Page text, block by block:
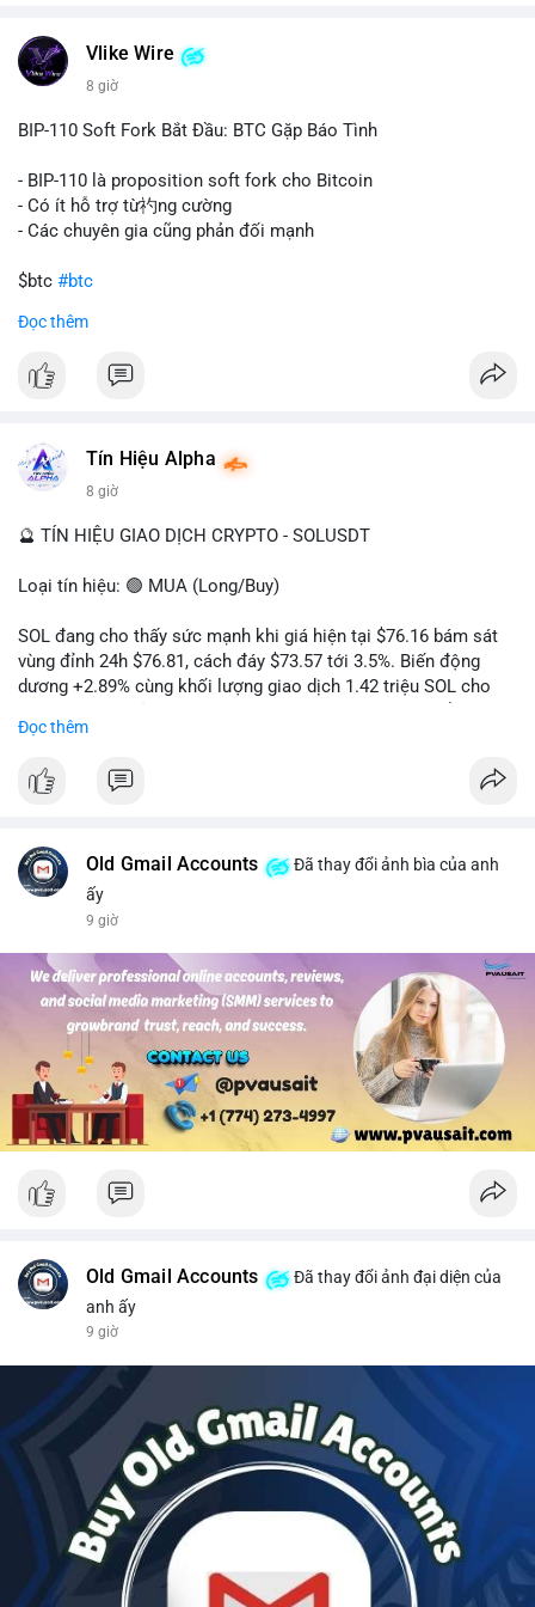
này có thể phản ánh ba kịch bản chính: thứ nhất, cá voi đang
chuẩn bị thanh khoản bằng cách chuyển lên sàn giao dịch, tạo
để nắm giữ dài hạn, thể hiện niềm tin vào xu hướng tăng; thứ
tán rủi ro. Với mức giá 65K, khối lượng này không quá lớn để
gây sốc thanh khoản tức thời, nhưng vẫn đủ sức tạo biến động
tâm lý ngắn hạn nếu hướng đến sàn tập trung.
Lời khuyên cho nhà đầu tư nhỏ lẻ:
hướng đi của dòng tiền. Tránh hành động theo cảm xúc, ưu
rõ ràng về đích đến của số BTC này.
#dongtienlon
Vlike Wire
8 giờ
BIP-110 Soft Fork Bắt Đầu: BTC Gặp Báo Tình
- BIP-110 là proposition soft fork cho Bitcoin
- Có ít hỗ trợ từ礿ng cường
- Các chuyên gia cũng phản đối mạnh
$btc #btc
#vlikevn
📰 Nguồn: CoinDesk
Đọc thêm
Tín Hiệu Alpha
8 giờ
🔮 TÍN HIỆU GIAO DỊCH CRYPTO - SOLUSDT
Loại tín hiệu: 🟢 MUA (Long/Buy)
SOL đang cho thấy sức mạnh khi giá hiện tại $76.16 bám sát
vùng đỉnh 24h $76.81, cách đáy $73.57 tới 3.5%. Biến động
dương +2.89% cùng khối lượng giao dịch 1.42 triệu SOL cho
hoàn toàn nhịp điều chỉnh.
Khuyến nghị giao dịch cụ thể:
- Mục tiêu chốt lời: TP1: 77.50, TP2: 78.80
- Cắt lỗ: 74.90 (dưới vùng hỗ trợ gần nhất)
chốt 50% vị thế tại TP1 và dời stop loss về điểm hòa vốn.
#solusdt #longsol #vung76 #breakoutsol #lenhmuasol
Đọc thêm
Old Gmail Accounts
Đã thay đổi ảnh bìa của anh
ấy
9 giờ
Old Gmail Accounts
Đã thay đổi ảnh đại diện của
anh ấy
9 giờ